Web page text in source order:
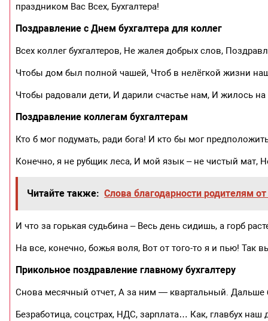
праздником Вас Всех, Бухгалтера!
Поздравление с Днем бухгалтера для коллег
Всех коллег бухгалтеров, Не жалея добрых слов,
Чтобы дом был полной чашей, Чтоб в нелёгкой жизни
Чтобы радовали дети, И дарили счастье нам, И жилось
Поздравление коллегам бухгалтерам
Кто б мог подумать, ради бога! И кто бы мог
Конечно, я не рубщик леса, И мой язык – не чистый мат,
Читайте также: Слова благодарности родителям
И что за горькая судьбина – Весь день сидишь, а горб
На все, конечно, божья воля, Вот от того-то я и пью!
Прикольное поздравление главному бухгалтеру
Снова месячный отчет, А за ним — квартальный. Дальше
Безработица, соцстрах, НДС, зарплата… Как, главбух